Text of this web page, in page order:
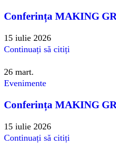
Conferința MAKING
15 iulie 2026
Continuați să citiți
26 mart.
Evenimente
Conferința MAKING
15 iulie 2026
Continuați să citiți